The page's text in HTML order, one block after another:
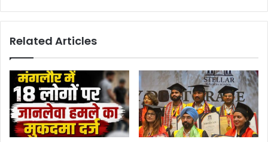
Related Articles